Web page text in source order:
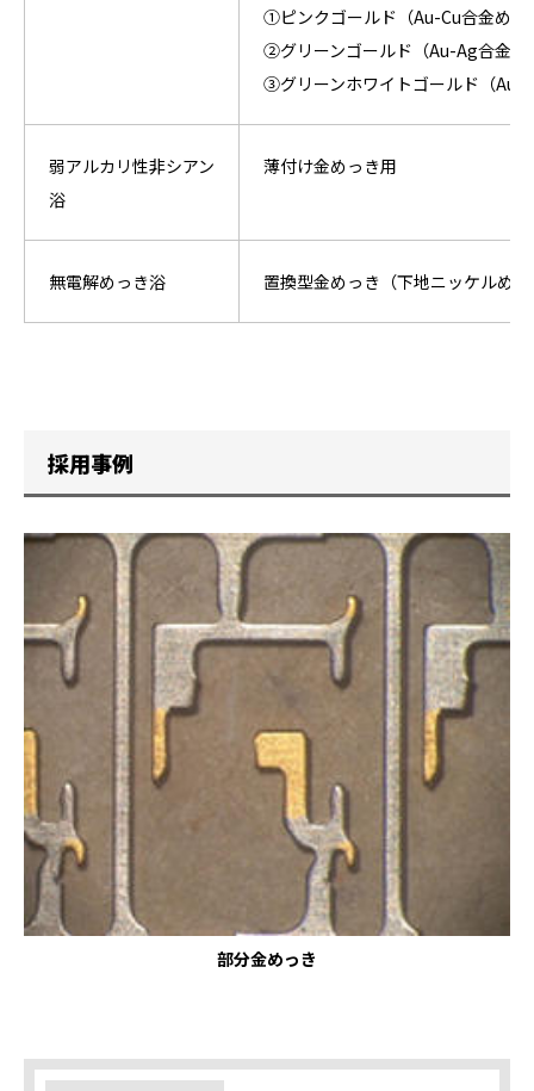
①ピンクゴールド（Au-Cu合金めっ
②グリーンゴールド（Au-Ag合金め
③グリーンホワイトゴールド（Au-
弱アルカリ性非シアン
浴
薄付け金めっき用
無電解めっき浴 置換型金めっき（下地ニッケルめ
採用事例
部分金めっき